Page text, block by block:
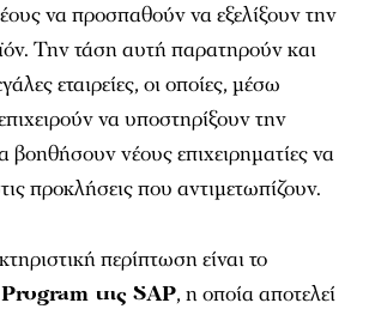
να προσπαθούν να εξελίξουν την
Την τάση αυτή παρατηρούν και
εταιρείες, οι οποίες, µέσω
να υποστηρίξουν την
βοηθήσουν νέους επιχειρηµατίες να
προκλήσεις που αντιµετωπίζουν.
περίπτωση είναι το
της SAP, η οποία αποτελεί